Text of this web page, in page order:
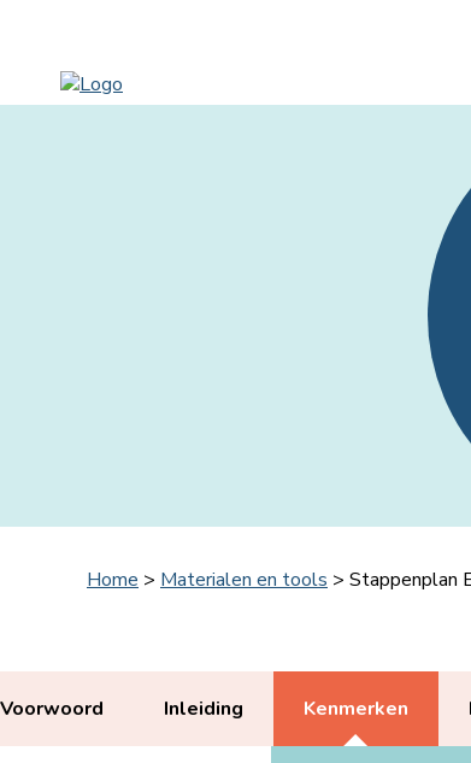
Home > Materialen en tools > Stappenplan
Voorwoord Inleiding Kenmerken